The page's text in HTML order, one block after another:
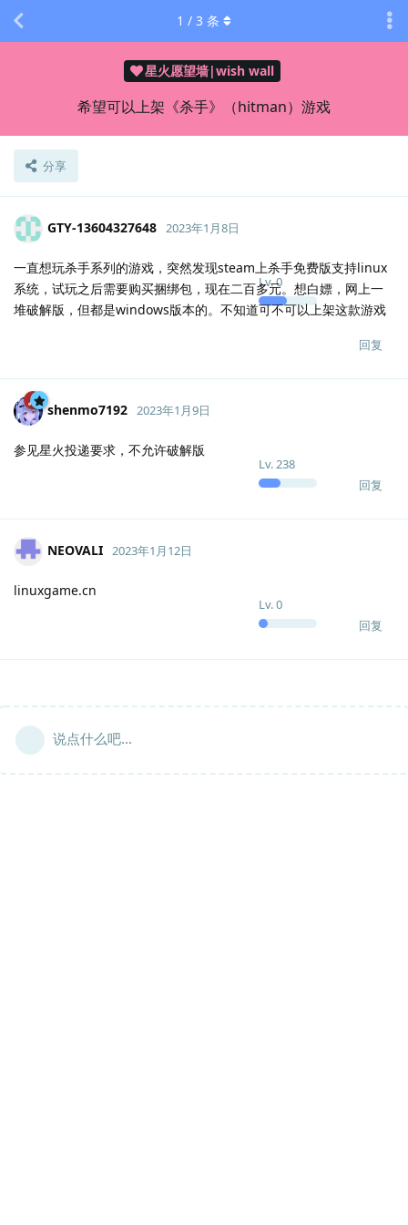
星火愿望墙|wish wall
希望可以上架《杀手》（hitman）游戏
分享
1 / 3 条
GTY-13604327648
Lv.0
2023年1月8日
一直想玩杀手系列的游戏，突然发现steam上杀手免费版支持linux
系统，试玩之后需要购买捆绑包，现在二百多元。想白嫖，网上一
堆破解版，但都是windows版本的。不知道可不可以上架这款游戏
回复
shenmo7192
Lv.238
2023年1月9日
参见星火投递要求，不允许破解版
回复
NEOVALI
Lv.0
2023年1月12日
linuxgame.cn
回复
说点什么吧...